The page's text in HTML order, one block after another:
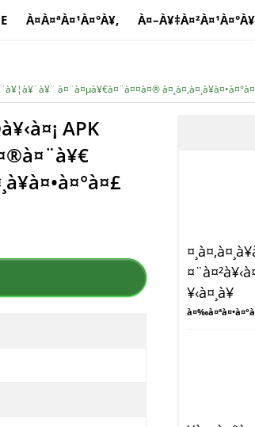
À¤À¤ªÀ¤¹À¤°À¥‚
à¤¨à¤µà¥€à¤¨à¤¤à¤®
APK
¥‹à¤¸à¥